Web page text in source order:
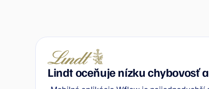
Lindt oceňuje nízku chybovosť